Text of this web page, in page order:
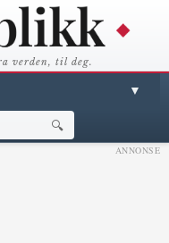
verden, til deg.
▼
🔍
ANNONSE